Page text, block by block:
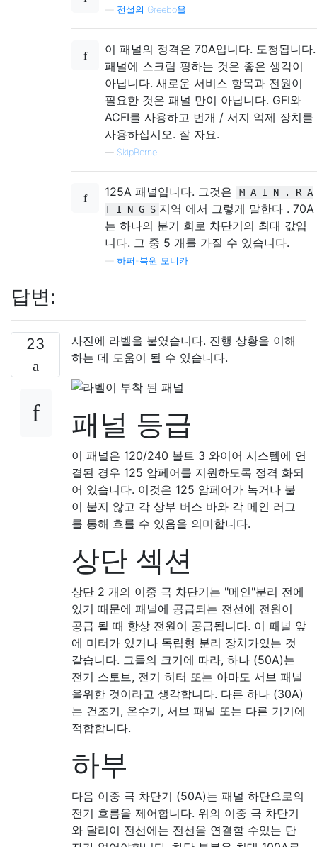
전설의 Greebo을
이 패널의 정격은 70A입니다. 도청됩니다.
패널에 스크림 핑하는 것은 좋은 생각이
아닙니다. 새로운 서비스 항목과 전원이
필요한 것은 패널 만이 아닙니다. GFI와
ACFI를 사용하고 번개 / 서지 억제 장치를
사용하십시오. 잘 자요.
— SkipBerne
125A 패널입니다. 그것은
M A I N . R A
T I N G S 지역 에서 그렇게 말한다 . 70A
는 하나의 분기 회로 차단기의 최대 값입
니다. 그 중 5 개를 가질 수 있습니다.
하퍼-복원 모니카
답변:
23
사진에 라벨을 붙였습니다. 진행 상황을 이해
하는 데 도움이 될 수 있습니다.
패널 등급
이 패널은 120/240 볼트 3 와이어 시스템에 연
결된 경우 125 암페어를 지원하도록 정격 화되
어 있습니다. 이것은 125 암페어가 녹거나 불
이 붙지 않고 각 상부 버스 바와 각 메인 러그
를 통해 흐를 수 있음을 의미합니다.
상단 섹션
상단 2 개의 이중 극 차단기는 "메인"분리 전에
있기 때문에 패널에 공급되는 전선에 전원이
공급 될 때 항상 전원이 공급됩니다. 이 패널 앞
에 미터가 있거나 독립형 분리 장치가있는 것
같습니다. 그들의 크기에 따라, 하나 (50A)는
전기 스토브, 전기 히터 또는 아마도 서브 패널
을위한 것이라고 생각합니다. 다른 하나 (30A)
는 건조기, 온수기, 서브 패널 또는 다른 기기에
적합합니다.
하부
다음 이중 극 차단기 (50A)는 패널 하단으로의
전기 흐름을 제어합니다. 위의 이중 극 차단기
와 달리이 전선에는 전선을 연결할 수있는 단